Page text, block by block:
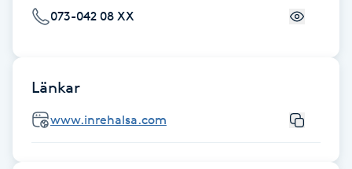
Fotsvamp
Fotvård
Fransborttagning
073-042 08 XX
Länkar
www.inrehalsa.com